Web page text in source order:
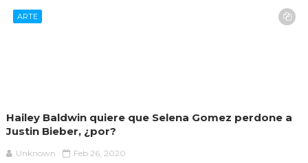
ARTE
Hailey Baldwin quiere que Selena Gomez perdone a
Justin Bieber, ¿por?
Unknown Feb 26, 2020